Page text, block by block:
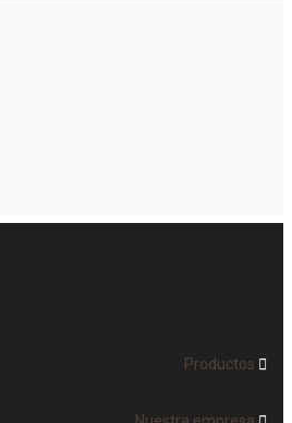
Productos 